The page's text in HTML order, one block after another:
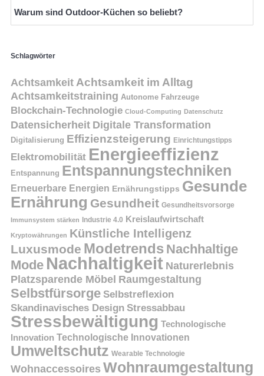
Warum sind Outdoor-Küchen so beliebt?
Schlagwörter
Achtsamkeit Achtsamkeit im Alltag
Achtsamkeitstraining Autonome Fahrzeuge
Blockchain-Technologie Cloud-Computing Datenschutz
Datensicherheit Digitale Transformation
Digitalisierung Effizienzsteigerung Einrichtungstipps
Elektromobilität Energieeffizienz
Entspannung Entspannungstechniken
Erneuerbare Energien Ernährungstipps Gesunde
Ernährung Gesundheit Gesundheitsvorsorge
Immunsystem stärken Industrie 4.0 Kreislaufwirtschaft
Kryptowährungen Künstliche Intelligenz
Luxusmode Modetrends Nachhaltige
Mode Nachhaltigkeit Naturerlebnis
Platzsparende Möbel Raumgestaltung
Selbstfürsorge Selbstreflexion
Skandinavisches Design Stressabbau
Stressbewältigung Technologische
Innovation Technologische Innovationen
Umweltschutz Wearable Technologie
Wohnaccessoires Wohnraumgestaltung